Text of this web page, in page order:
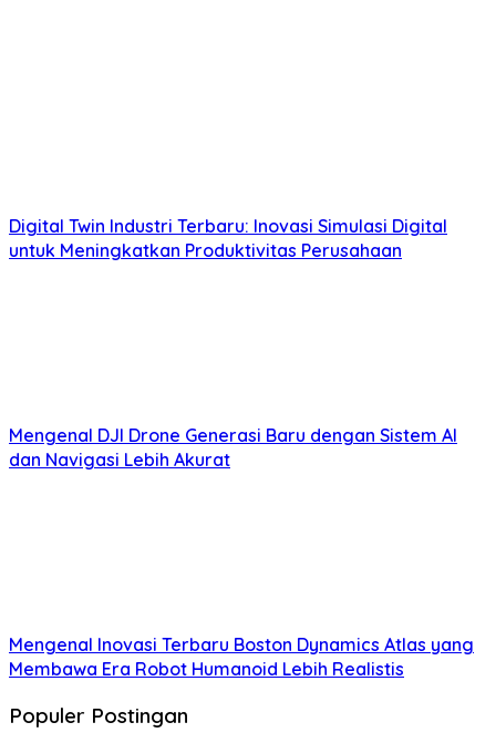
Digital Twin Industri Terbaru: Inovasi Simulasi Digital
untuk Meningkatkan Produktivitas Perusahaan
Mengenal DJI Drone Generasi Baru dengan Sistem AI
dan Navigasi Lebih Akurat
Mengenal Inovasi Terbaru Boston Dynamics Atlas yang
Membawa Era Robot Humanoid Lebih Realistis
Populer Postingan